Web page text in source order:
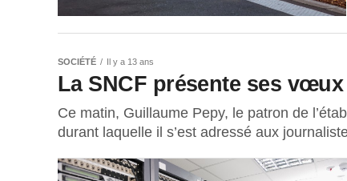
SOCIÉTÉ Il y a 13 ans
La SNCF présente ses
Ce matin, Guillaume Pepy, le patron de
durant laquelle il s’est adressé aux